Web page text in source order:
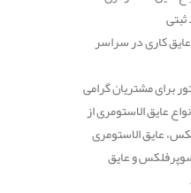
عایق کاری در سراسر
عایق الاستومری از
عایق الاستومری
و عایق